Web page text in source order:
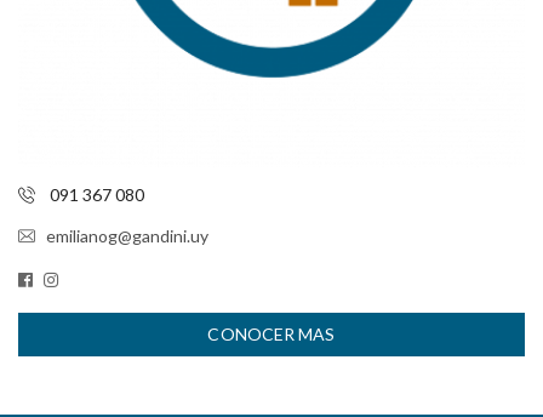
091 367 080
emilianog@gandini.uy
CONOCER MAS